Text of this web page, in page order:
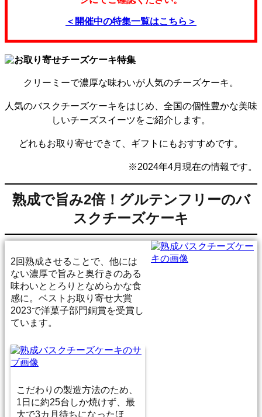
＜開催中の特集一覧はこちら＞
クリーミーで濃厚な味わいが人気のチーズケーキ。
人気のバスクチーズケーキをはじめ、全国の個性豊かな美味
しいチーズスイーツをご紹介します。
どれもお取り寄せできて、ギフトにもおすすめです。
※2024年4月現在の情報です。
熟成で旨み2倍！グルテンフリーのバ
スクチーズケーキ
2回熟成させることで、他には
ない濃厚で旨みと奥行きのある
味わいととろりとなめらかな食
感に。ベストお取り寄せ大賞
2023で洋菓子部門銅賞を受賞し
ています。
こだわりの製造方法のため、
1日に約25台しか焼けず、最
大で3カ月待ちになったほ